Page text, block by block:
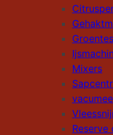
Mixers
Reserve